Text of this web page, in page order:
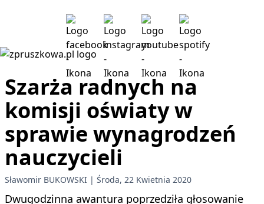
Szarża radnych na
komisji oświaty w
sprawie wynagrodzeń
nauczycieli
Sławomir BUKOWSKI Środa, 22 Kwietnia 2020
Dwugodzinna awantura poprzedziła głosowanie